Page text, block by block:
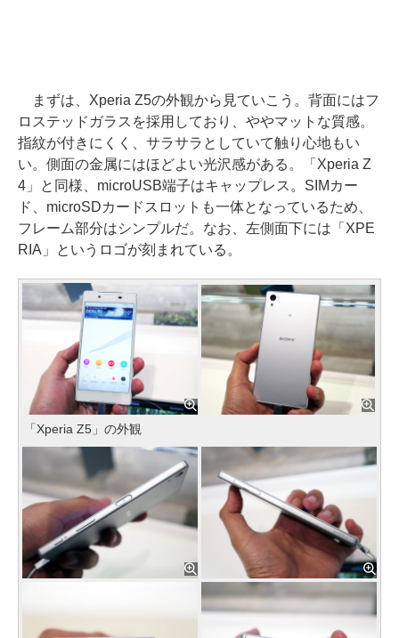
まずは、Xperia Z5の外観から見ていこう。背面にはフ
ロステッドガラスを採用しており、ややマットな質感。
指紋が付きにくく、サラサラとしていて触り心地もい
い。側面の金属にはほどよい光沢感がある。「Xperia Z
4」と同様、microUSB端子はキャップレス。SIMカー
ド、microSDカードスロットも一体となっているため、
フレーム部分はシンプルだ。なお、左側面下には「XPE
RIA」というロゴが刻まれている。
「Xperia Z5」の外観